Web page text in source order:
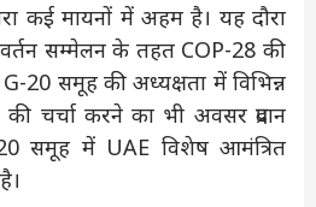
कई मायनों में अहम है। यह दौरा
सम्मेलन के तहत COP-28 की
20 समूह की अध्यक्षता में विभिन्न
चर्चा करने का भी अवसर प्रदान
समूह में UAE विशेष आमंत्रित